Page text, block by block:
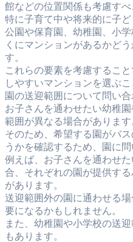
館などの位置関係も考慮すべ
特に子育て中や将来的に子
公園や保育園、幼稚園、小
くにマンションがあるかど
す。
これらの要素を考慮するこ
しやすいマンションを選ぶこ
園の送迎範囲について問い
お子さんを通わせたい幼稚
範囲が異なる場合があります
そのため、希望する園がバ
うかを確認するため、園に
例えば、お子さんを通わせ
合、それぞれの園が提供す
があります。
送迎範囲外の園に通わせる
要になるかもしれません。
また、幼稚園や小学校の送
もあります。